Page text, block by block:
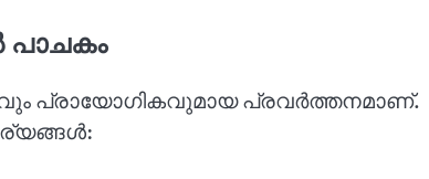
പാചകം
പ്രായോഗികവുമായ പ്രവർത്തനമാണ്.